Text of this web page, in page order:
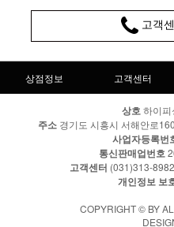
고객
상점정보 고객센터
상호 하이피
주소경기도 시흥시 서해안로
사업자등록번
통신판매업번호
고객센터 (031)313-8982
개인정보 보
COPYRIGHT © BY